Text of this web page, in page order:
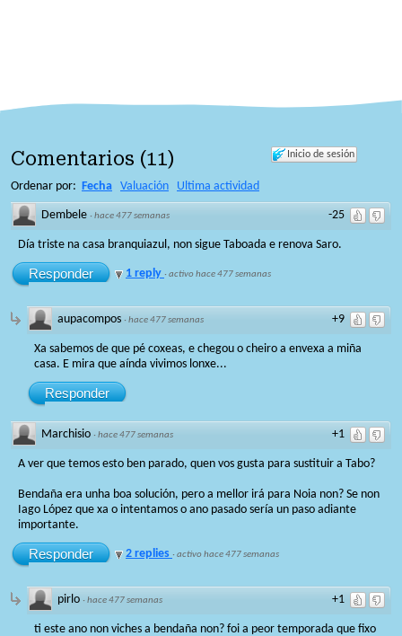
Inicio de sesión
Comentarios (11)
Ordenar por: Fecha Valuación Ultima actividad
-25
Dembele ·hace 477 semanas
Día triste na casa branquiazul, non sigue Taboada e renova Saro.
Responder 1 reply ·activo hace 477 semanas
+9
aupacompos ·hace 477 semanas
Xa sabemos de que pé coxeas, e chegou o cheiro a envexa a miña
casa. E mira que aínda vivimos lonxe...
Responder
+1
Marchisio ·hace 477 semanas
A ver que temos esto ben parado, quen vos gusta para sustituir a Tabo?
Bendaña era unha boa solución, pero a mellor irá para Noia non? Se non
Iago López que xa o intentamos o ano pasado sería un paso adiante
importante.
Responder 2 replies ·activo hace 477 semanas
+1
pirlo ·hace 477 semanas
ti este ano non viches a bendaña non? foi a peor temporada que fixo